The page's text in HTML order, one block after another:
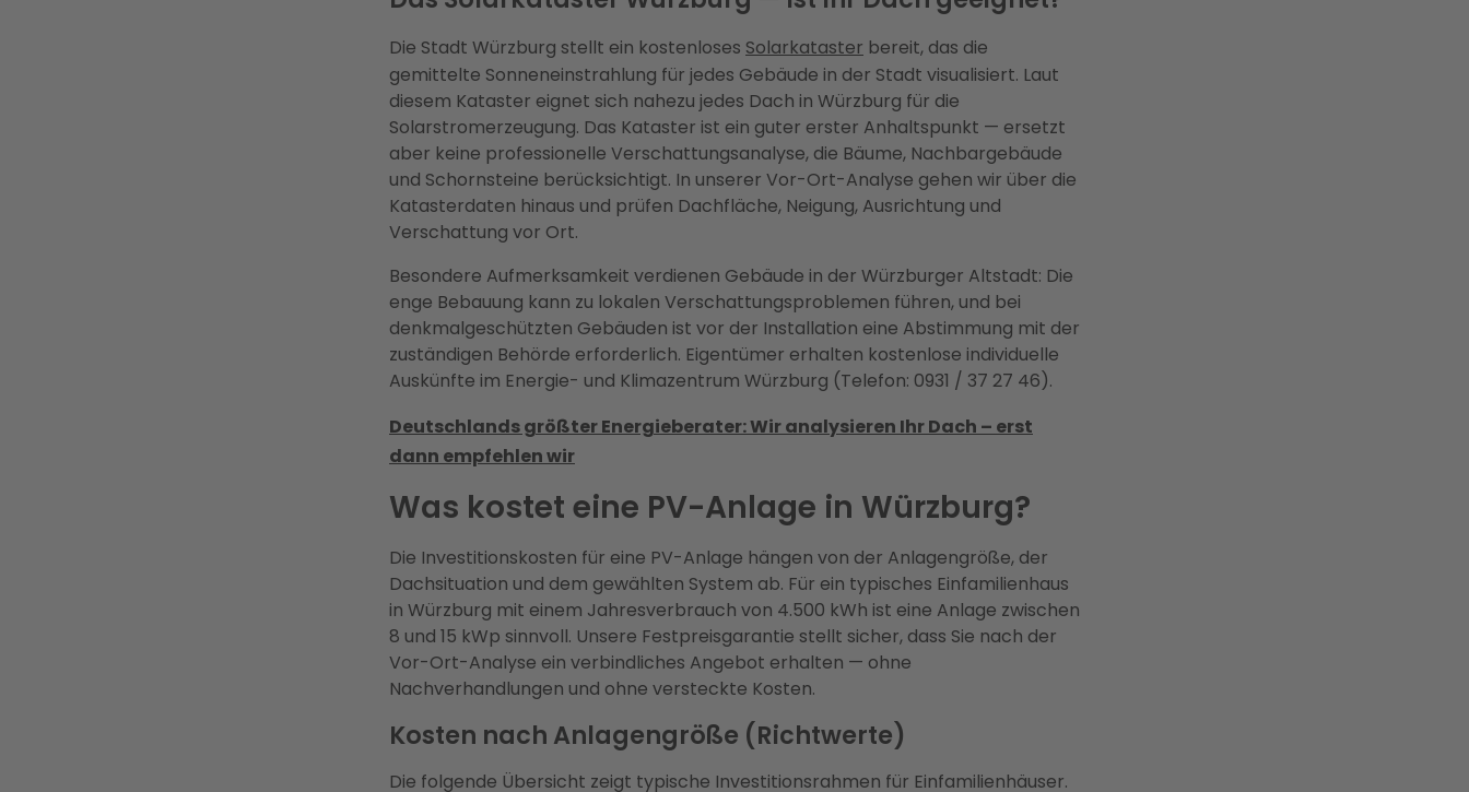
Die Stadt Würzburg stellt ein kostenloses Solarkataster bereit, das die
gemittelte Sonneneinstrahlung für jedes Gebäude in der Stadt visualisiert. Laut
diesem Kataster eignet sich nahezu jedes Dach in Würzburg für die
Solarstromerzeugung. Das Kataster ist ein guter erster Anhaltspunkt — ersetzt
aber keine professionelle Verschattungsanalyse, die Bäume, Nachbargebäude
und Schornsteine berücksichtigt. In unserer Vor-Ort-Analyse gehen wir über die
Katasterdaten hinaus und prüfen Dachfläche, Neigung, Ausrichtung und
Verschattung vor Ort.
Besondere Aufmerksamkeit verdienen Gebäude in der Würzburger Altstadt: Die
enge Bebauung kann zu lokalen Verschattungsproblemen führen, und bei
denkmalgeschützten Gebäuden ist vor der Installation eine Abstimmung mit der
zuständigen Behörde erforderlich. Eigentümer erhalten kostenlose individuelle
Auskünfte im Energie- und Klimazentrum Würzburg (Telefon: 0931 / 37 27 46).
Deutschlands größter Energieberater: Wir analysieren Ihr Dach – erst
dann empfehlen wir
Was kostet eine PV-Anlage in Würzburg?
Die Investitionskosten für eine PV-Anlage hängen von der Anlagengröße, der
Dachsituation und dem gewählten System ab. Für ein typisches Einfamilienhaus
in Würzburg mit einem Jahresverbrauch von 4.500 kWh ist eine Anlage zwischen
8 und 15 kWp sinnvoll. Unsere Festpreisgarantie stellt sicher, dass Sie nach der
Vor-Ort-Analyse ein verbindliches Angebot erhalten — ohne
Nachverhandlungen und ohne versteckte Kosten.
Kosten nach Anlagengröße (Richtwerte)
Die folgende Übersicht zeigt typische Investitionsrahmen für Einfamilienhäuser.